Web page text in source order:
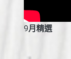
9月精選